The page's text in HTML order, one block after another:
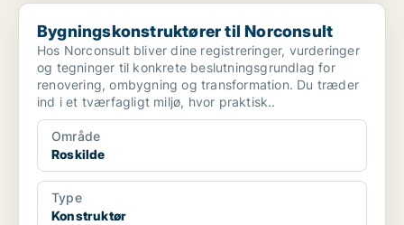
Bygningskonstruktører til Norconsult
Bygningskonstruktører til Norconsult
Hos Norconsult bliver dine registreringer, vurderinger
og tegninger til konkrete beslutningsgrundlag for
renovering, ombygning og transformation. Du træder
ind i et tværfagligt miljø, hvor praktisk..
Område
Roskilde
Type
Konstruktør